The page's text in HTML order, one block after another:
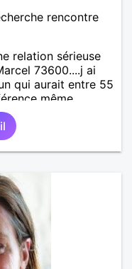
rencontre
relation sérieuse
73600....j ai
qui aurait entre 55
même
contact avec
à ma